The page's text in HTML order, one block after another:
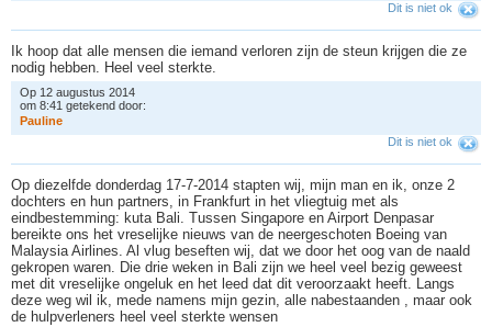
Dit is niet ok
Ik hoop dat alle mensen die iemand verloren zijn de steun krijgen die ze
nodig hebben. Heel veel sterkte.
Op 12 augustus 2014
om 8:41 getekend door:
Pauline
Dit is niet ok
Op diezelfde donderdag 17-7-2014 stapten wij, mijn man en ik, onze 2
dochters en hun partners, in Frankfurt in het vliegtuig met als
eindbestemming: kuta Bali. Tussen Singapore en Airport Denpasar
bereikte ons het vreselijke nieuws van de neergeschoten Boeing van
Malaysia Airlines. Al vlug beseften wij, dat we door het oog van de naald
gekropen waren. Die drie weken in Bali zijn we heel veel bezig geweest
met dit vreselijke ongeluk en het leed dat dit veroorzaakt heeft. Langs
deze weg wil ik, mede namens mijn gezin, alle nabestaanden , maar ook
de hulpverleners heel veel sterkte wensen